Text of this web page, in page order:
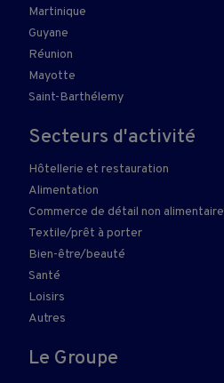
Martinique
Guyane
Réunion
Mayotte
Saint-Barthélemy
Secteurs d'activité
Hôtellerie et restauration
Alimentation
Commerce de détail non alimentaire
Textile/prêt à porter
Bien-être/beauté
Santé
Loisirs
Autres
Le Groupe